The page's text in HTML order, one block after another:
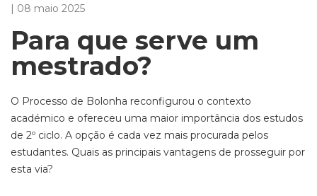
| 08 maio 2025
Para que serve um
mestrado?
O Processo de Bolonha reconfigurou o contexto
académico e ofereceu uma maior importância dos estudos
de 2º ciclo. A opção é cada vez mais procurada pelos
estudantes. Quais as principais vantagens de prosseguir por
esta via?